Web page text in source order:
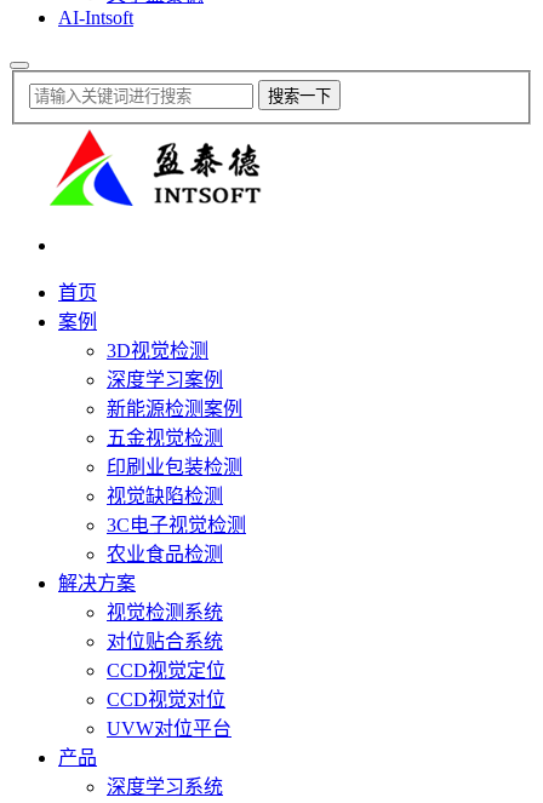
AI-Intsoft
首页
案例
3D视觉检测
深度学习案例
新能源检测案例
五金视觉检测
印刷业包装检测
视觉缺陷检测
3C电子视觉检测
农业食品检测
解决方案
视觉检测系统
对位贴合系统
CCD视觉定位
CCD视觉对位
UVW对位平台
产品
深度学习系统